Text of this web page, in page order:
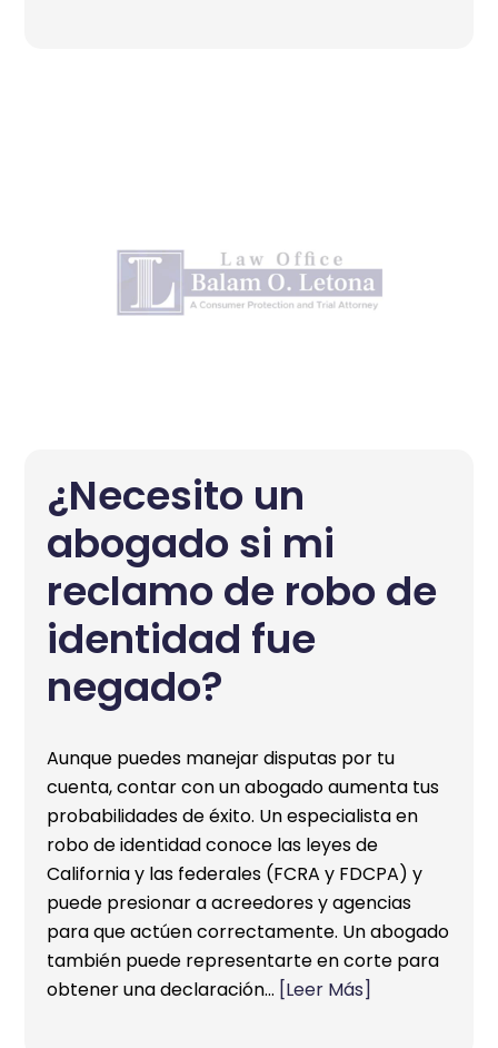
¿Necesito un
abogado si mi
reclamo de robo de
identidad fue
negado?
Aunque puedes manejar disputas por tu
cuenta, contar con un abogado aumenta tus
probabilidades de éxito. Un especialista en
robo de identidad conoce las leyes de
California y las federales (FCRA y FDCPA) y
puede presionar a acreedores y agencias
para que actúen correctamente. Un abogado
también puede representarte en corte para
obtener una declaración… [Leer Más]